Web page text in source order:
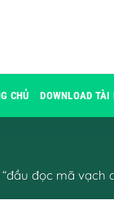
CHỦ DOWNLOAD TÀI
đọc mã vạch